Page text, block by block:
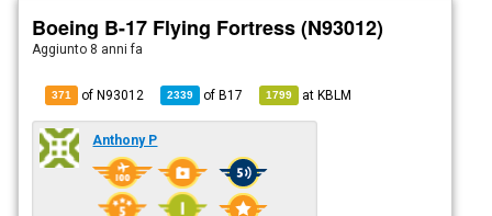
Boeing B-17 Flying Fortress (N93012)
Aggiunto 8 anni fa
371 of N93012 2339 ofB17 1799 atKBLM
Anthony P